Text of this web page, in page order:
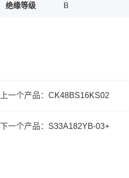
绝缘等级 B
上一个产品： CK48BS16KS02
下一个产品： S33A182YB-03+